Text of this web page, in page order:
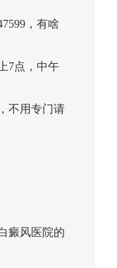
，有啥
7点，中午
不用专门请
癜风医院的